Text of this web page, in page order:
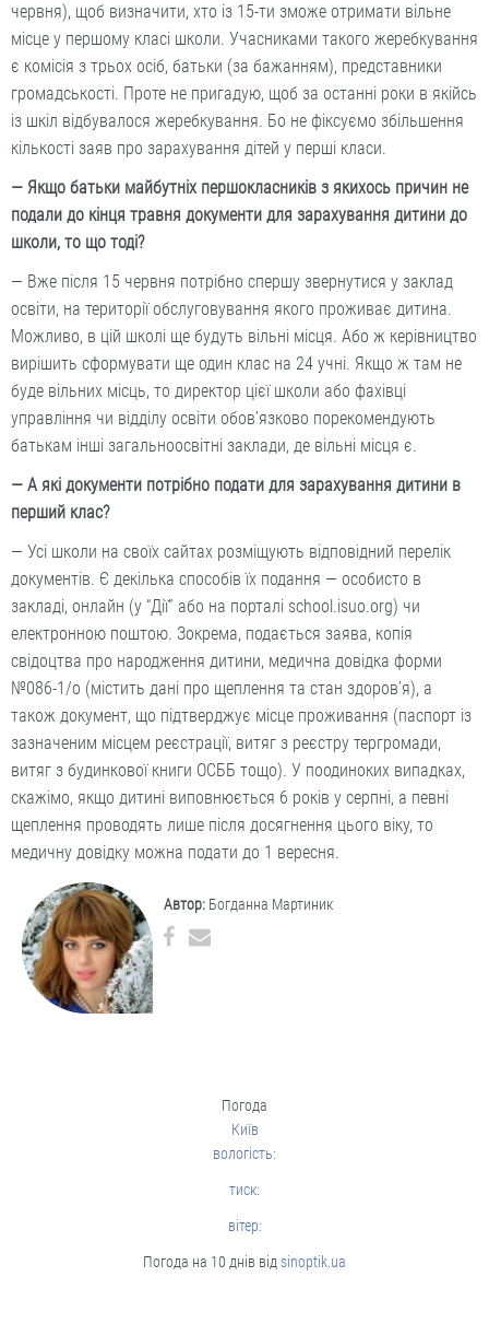
червня), щоб визначити, хто із 15-ти зможе отримати вільне
місце у першому класі школи. Учасниками такого жеребкування
є комісія з трьох осіб, батьки (за бажанням), представники
громадськості. Проте не пригадую, щоб за останні роки в якійсь
із шкіл відбувалося жеребкування. Бо не фіксуємо збільшення
кількості заяв про зарахування дітей у перші класи.
— Якщо батьки майбутніх першокласників з якихось причин не
подали до кінця травня документи для зарахування дитини до
школи, то що тоді?
— Вже після 15 червня потрібно спершу звернутися у заклад
освіти, на території обслуговування якого проживає дитина.
Можливо, в цій школі ще будуть вільні місця. Або ж керівництво
вирішить сформувати ще один клас на 24 учні. Якщо ж там не
буде вільних місць, то директор цієї школи або фахівці
управління чи відділу освіти обов’язково порекомендують
батькам інші загальноосвітні заклади, де вільні місця є.
— А які документи потрібно подати для зарахування дитини в
перший клас?
— Усі школи на своїх сайтах розміщують відповідний перелік
документів. Є декілька способів їх подання — особисто в
закладі, онлайн (у “Дії” або на порталі school.isuo.org) чи
електронною поштою. Зок­рема, подається заява, копія
свідоцтва про народження дитини, медична довідка форми
№086-1/о (містить дані про щеплення та стан здоров’я), а
також документ, що підтверджує місце проживання (паспорт із
зазначеним місцем реєстрації, витяг з реєстру тергромади,
витяг з будинкової книги ОСББ тощо). У поодиноких випадках,
скажімо, якщо дитині виповнюється 6 років у серпні, а певні
щеп­лення проводять лише після досягнення цього віку, то
медичну довідку можна подати до 1 вересня.
Автор: Богданна Мартиник
Погода
Київ
вологість:
тиск:
вітер:
Погода на 10 днів відsinoptik.ua